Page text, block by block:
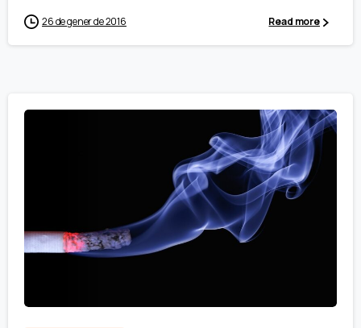
26 de gener de 2016 Read more